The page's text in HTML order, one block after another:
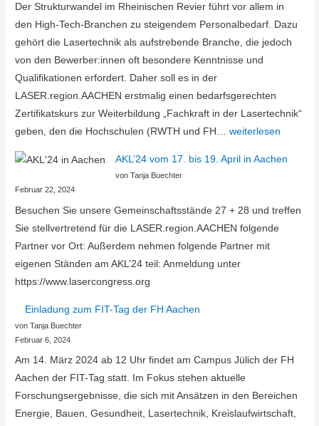
Der Strukturwandel im Rheinischen Revier führt vor allem in
den High-Tech-Branchen zu steigendem Personalbedarf. Dazu
gehört die Lasertechnik als aufstrebende Branche, die jedoch
von den Bewerber:innen oft besondere Kenntnisse und
Qualifikationen erfordert. Daher soll es in der
LASER.region.AACHEN erstmalig einen bedarfsgerechten
Zertifikatskurs zur Weiterbildung „Fachkraft in der Lasertechnik“
geben, den die Hochschulen (RWTH und FH…Leuchtturmprojekt
bewilligt:
weiterlesen
AKL’24 vom 17. bis 19. April in Aachen
von Tanja Buechter
Februar 22, 2024
Besuchen Sie unsere Gemeinschaftsstände 27 + 28 und treffen
Sie stellvertretend für die LASER.region.AACHEN folgende
Partner vor Ort: Außerdem nehmen folgende Partner mit
eigenen Ständen am AKL’24 teil: Anmeldung unter
https://www.lasercongress.org
Einladung zum FIT-Tag der FH Aachen
von Tanja Buechter
Februar 6, 2024
Am 14. März 2024 ab 12 Uhr findet am Campus Jülich der FH
Aachen der FIT-Tag statt. Im Fokus stehen aktuelle
Forschungsergebnisse, die sich mit Ansätzen in den Bereichen
Energie, Bauen, Gesundheit, Lasertechnik, Kreislaufwirtschaft,